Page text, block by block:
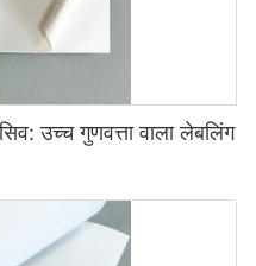
उच्च गुणवत्ता वाला लेबलिंग